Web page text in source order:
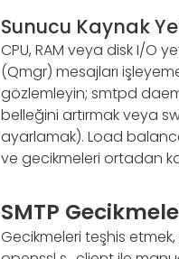
Sunucu Kaynak
CPU, RAM veya disk I/O
(Qmgr) mesajları
gözlemleyin; smtpd
belleğini artırmak veya
ayarlamak). Load
ve gecikmeleri ortadan
SMTP
Gecikmeleri teşhis